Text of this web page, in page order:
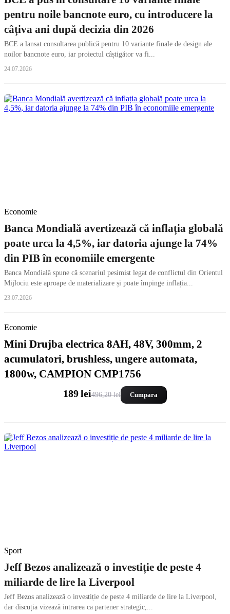
pentru noile bancnote euro, cu introducere la
câțiva ani după decizia din 2026
BCE a lansat consultarea publică pentru 10 variante finale de design ale
noilor bancnote euro, iar proiectul câștigător va fi...
24.07.2026
Economie
Banca Mondială avertizează că inflația globală
poate urca la 4,5%, iar datoria ajunge la 74%
din PIB în economiile emergente
Banca Mondială spune că scenariul pesimist legat de conflictul din Orientul
Mijlociu este aproape de materializare și poate împinge inflația...
23.07.2026
Economie
Mini Drujba electrica 8AH, 48V, 300mm, 2
acumulatori, brushless, ungere automata,
1800w, CAMPION CMP1756
189 lei496,20 lei Cumpara
Sport
Jeff Bezos analizează o investiție de peste 4
miliarde de lire la Liverpool
Jeff Bezos analizează o investiție de peste 4 miliarde de lire la Liverpool,
dar discuția vizează intrarea ca partener strategic,...